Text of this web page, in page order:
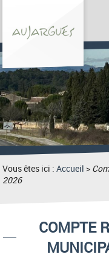
Vous êtes ici :Accueil >
2026
COMPTE